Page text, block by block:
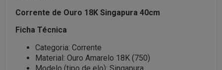
Corrente de Ouro 18K Singapura 40cm
Ficha Técnica
Categoria: Corrente
Material: Ouro Amarelo 18K (750)
Modelo (tipo de elo): Singapura